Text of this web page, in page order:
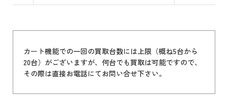
カート機能での一回の買取台数には上限（概ね5台から
20台）がございますが、何台でも買取は可能ですので、
その際は直接お電話にてお問い合せ下さい。